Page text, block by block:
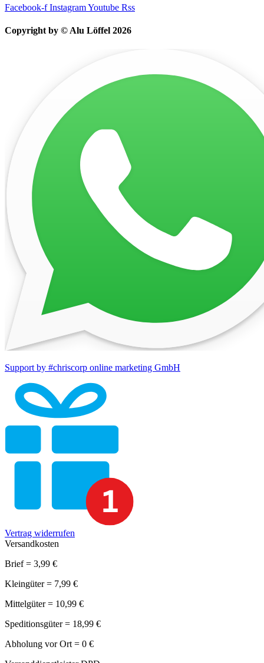
Facebook-f InstagramYoutube Rss
Copyright by © Alu Löffel 2026
Support by #chriscorp online marketing GmbH
Vertrag widerrufen
Versandkosten
Brief = 3,99 €
Kleingüter = 7,99 €
Mittelgüter = 10,99 €
Speditionsgüter = 18,99 €
Abholung vor Ort = 0 €